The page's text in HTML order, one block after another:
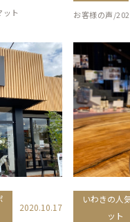
ット お客様の声/
2020.10.17
いわきの人
ット